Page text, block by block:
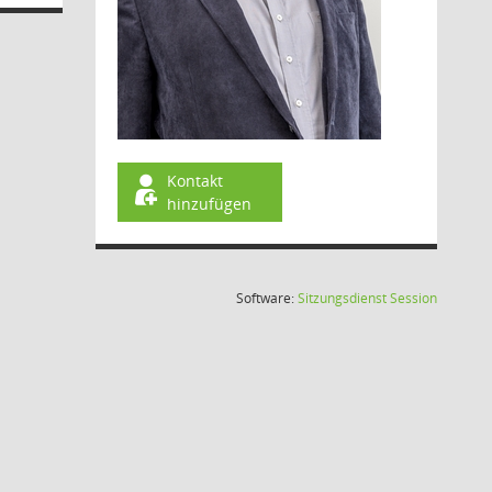
Kontakt
hinzufügen
Software:SitzungsdienstSession(Wird in